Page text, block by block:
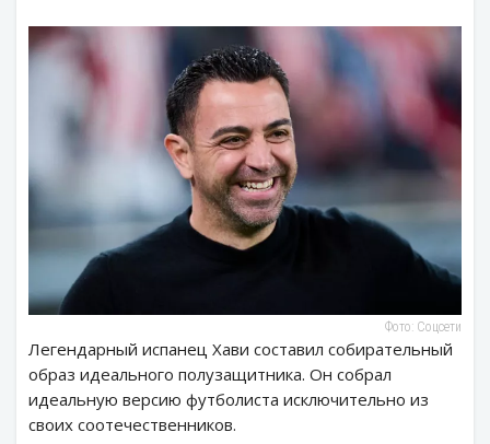
Фото: Соцсети
Легендарный испанец Хави составил собирательный
образ идеального полузащитника. Он собрал
идеальную версию футболиста исключительно из
своих соотечественников.